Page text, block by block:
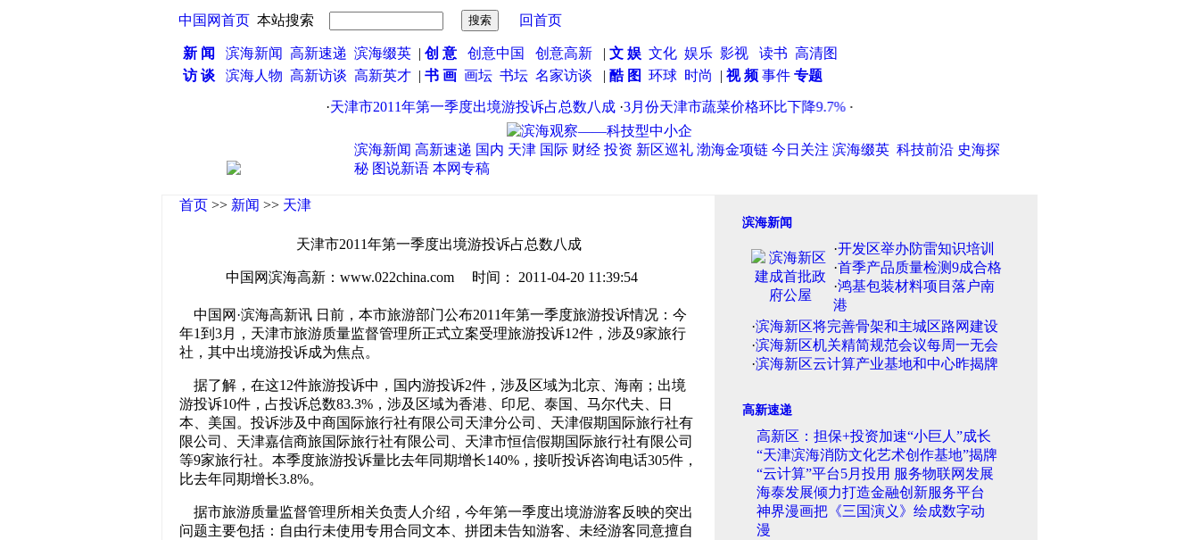
中国网首页 本站搜索 回首页
新 闻 滨海新闻 高新速递 滨海缀英| 创 意 创意中国 创意高新 | 文 娱 文化 娱乐 影视 读书 高清图
访 谈
滨海人物 高新访谈 高新英才 | 书 画 画坛 书坛 名家访谈 | 酷 图 环球 时尚 | 视 频事件 专题
天津市2011年第一季度出境游投诉占总数八成·3月份天津市蔬菜价格环比下降9.7%·市场货源充足 天津市鸡蛋价格回落
滨海新闻 高新速递 国内 天津 国际 财经 投资 新区巡礼 渤海金项链 今日关注 滨海缀英 科技前沿 史海探
秘 图说新语 本网专稿
首页 >> 新闻 >> 天津
天津市2011年第一季度出境游投诉占总数八成
中国网滨海高新：www.022china.com 时间： 2011-04-20 11:39:54
中国网·滨海高新讯 日前，本市旅游部门公布2011年第一季度旅游投诉情况：今
年1到3月，天津市旅游质量监督管理所正式立案受理旅游投诉12件，涉及9家旅行
社，其中出境游投诉成为焦点。
据了解，在这12件旅游投诉中，国内游投诉2件，涉及区域为北京、海南；出境
游投诉10件，占投诉总数83.3%，涉及区域为香港、印尼、泰国、马尔代夫、日
本、美国。投诉涉及中商国际旅行社有限公司天津分公司、天津假期国际旅行社有
限公司、天津嘉信商旅国际旅行社有限公司、天津市恒信假期国际旅行社有限公司
等9家旅行社。本季度旅游投诉量比去年同期增长140%，接听投诉咨询电话305件，
比去年同期增长3.8%。
据市旅游质量监督管理所相关负责人介绍，今年第一季度出境游游客反映的突出
问题主要包括：自由行未使用专用合同文本、拼团未告知游客、未经游客同意擅自
滨海新闻
·开发区举办防雷知识培训
·首季产品质量检测9成合格
·鸿基包装材料项目落户南
港
·滨海新区将完善骨架和主城区路网建设
·滨海新区机关精简规范会议每周一无会
·滨海新区云计算产业基地和中心昨揭牌
高新速递
高新区：担保+投资加速“小巨人”成长
“天津滨海消防文化艺术创作基地”揭牌
“云计算”平台5月投用 服务物联网发展
海泰发展倾力打造金融创新服务平台
神界漫画把《三国演义》绘成数字动
漫